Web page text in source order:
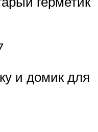
и домик для